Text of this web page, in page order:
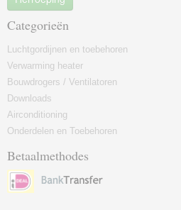
Categorieën
Luchtgordijnen en toebehoren
Verwarming heater
Bouwdrogers / Ventilatoren
Downloads
Airconditioning
Onderdelen en Toebehoren
Betaalmethodes